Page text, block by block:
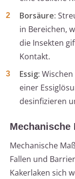
Borsäure:
in Bereichen,
die Insekten
Kontakt.
Essig:
einer
desinfizieren
Mechanische
Mechanische
Fallen und
Kakerlaken sich